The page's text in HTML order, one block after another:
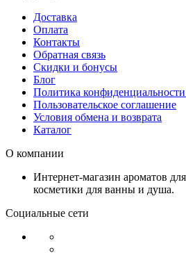
Доставка
Оплата
Контакты
Обратная связь
Скидки и бонусы
Блог
Политика
Пользовательское соглашение
Условия обмена и возврата
Каталог
О компании
Интернет-магазин ароматов
косметики для ванны и душа.
Социальные сети